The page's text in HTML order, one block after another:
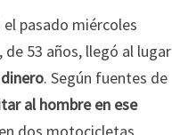
pasado miércoles
de 53 años, llegó al lugar
. Según fuentes de
al hombre en ese